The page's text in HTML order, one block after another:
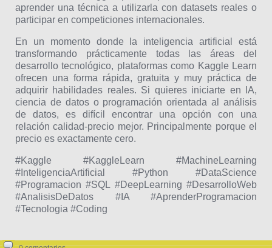
aprender una técnica a utilizarla con datasets reales o
participar en competiciones internacionales.
En un momento donde la inteligencia artificial está
transformando prácticamente todas las áreas del
desarrollo tecnológico, plataformas como Kaggle Learn
ofrecen una forma rápida, gratuita y muy práctica de
adquirir habilidades reales. Si quieres iniciarte en IA,
ciencia de datos o programación orientada al análisis
de datos, es difícil encontrar una opción con una
relación calidad-precio mejor. Principalmente porque el
precio es exactamente cero.
#Kaggle #KaggleLearn #MachineLearning
#InteligenciaArtificial #Python #DataScience
#Programacion #SQL #DeepLearning #DesarrolloWeb
#AnalisisDeDatos #IA #AprenderProgramacion
#Tecnologia #Coding